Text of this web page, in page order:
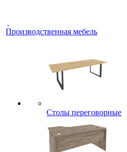
Производственная мебель
Столы переговорные